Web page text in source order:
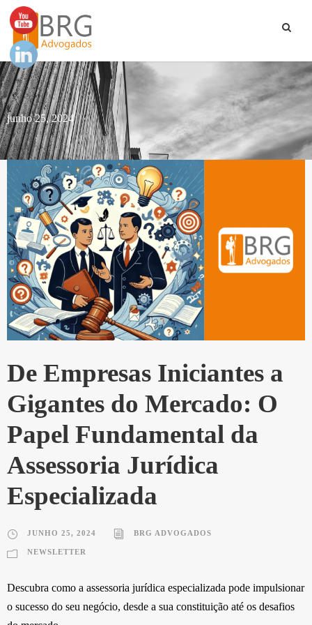
junho 25, 2024
De Empresas Iniciantes a
Gigantes do Mercado: O
Papel Fundamental da
Assessoria Jurídica
Especializada
JUNHO 25, 2024 BRG ADVOGADOS
NEWSLETTER
Descubra como a assessoria jurídica especializada pode impulsionar
o sucesso do seu negócio, desde a sua constituição até os desafios